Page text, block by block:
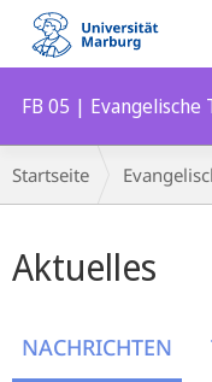
Mobile-
Navigation
FB 05 | Evangelische
Breadcrumb-
Navigation
Startseite
Aktuelles
NACHRICHTEN